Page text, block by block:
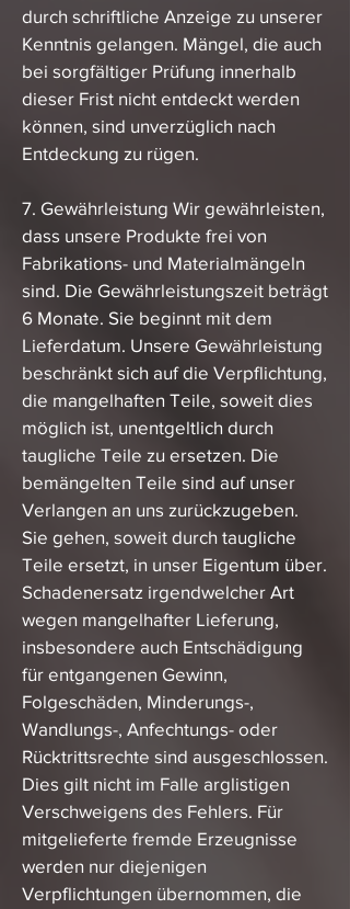
durch schriftliche Anzeige zu unserer
Kenntnis gelangen. Mängel, die auch
bei sorgfältiger Prüfung innerhalb
dieser Frist nicht entdeckt werden
können, sind unverzüglich nach
Entdeckung zu rügen.
7. Gewährleistung Wir gewährleisten,
dass unsere Produkte frei von
Fabrikations- und Materialmängeln
sind. Die Gewährleistungszeit beträgt
6 Monate. Sie beginnt mit dem
Lieferdatum. Unsere Gewährleistung
beschränkt sich auf die Verpflichtung,
die mangelhaften Teile, soweit dies
möglich ist, unentgeltlich durch
taugliche Teile zu ersetzen. Die
bemängelten Teile sind auf unser
Verlangen an uns zurückzugeben.
Sie gehen, soweit durch taugliche
Teile ersetzt, in unser Eigentum über.
Schadenersatz irgendwelcher Art
wegen mangelhafter Lieferung,
insbesondere auch Entschädigung
für entgangenen Gewinn,
Folgeschäden, Minderungs-,
Wandlungs-, Anfechtungs- oder
Rücktrittsrechte sind ausgeschlossen.
Dies gilt nicht im Falle arglistigen
Verschweigens des Fehlers. Für
mitgelieferte fremde Erzeugnisse
werden nur diejenigen
Verpflichtungen übernommen, die